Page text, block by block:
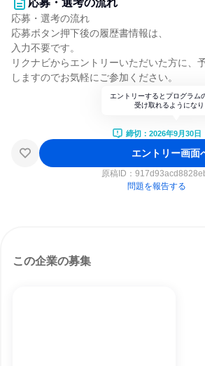
応募・選考の流れ
応募・選考の流れ
応募ボタン押下後の履歴書情報は、
入力不要です。
リクナビからエントリーいただいた方に、
しますのでお気軽にご参加ください。
エントリーするとプログラム
受け取れるようにな
締切：2026年9月30日
エントリー画面
原稿ID：
問題を報告する
この企業の募集